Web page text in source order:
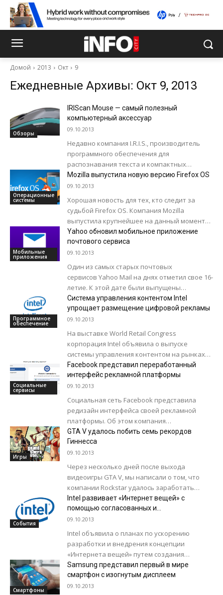
Домой 2013 Окт 9
Ежедневные Архивы: Окт 9, 2013
Обзоры
IRIScan Mouse — самый полезный
компьютерный аксессуар
09.10.2013
Недавно компания I.R.I.S., производитель
программного обеспечения для
распознавания текста и компактных
функциональных сканеров, выпустила
необычную мышку под названием IRIScan
Операционные
системы
Mozilla выпустила новую версию Firefox OS
09.10.2013
Хорошая новость для тех, кто следит за
судьбой Firefox OS. Компания Mozilla
выпустила крупнейшее на данный момент
обновление для своей мобильной
операционной системе. Сама...
Мобильные
приложения
Yahoo обновил мобильное приложение
почтового сервиса
09.10.2013
Один из самых старых почтовых
сервисов Yahoo Mail на днях отметил свое 16-
летие. К этой дате были выпущены
обновленные версии мобильных
приложений для iOS и Android....
Программное
обеспечение
Система управления контентом Intel
упрощает размещение цифровой рекламы
09.10.2013
На выставке World Retail Congress
корпорация Intel объявила о выпуске
системы управления контентом на рынках
региона EMEA. Изначально система Intel®
Retail Client Manager была...
Социальные
сервисы
Facebook представил переработанный
интерфейс рекламной платформы
09.10.2013
Социальная сеть Facebook представила
редизайн интерфейса своей рекламной
платформы. Об этом компания
сообщила в официальном блоге компании
Facebook for Business. Как говорится в посте,
работа обновленной системы продажи...
Игры
GTA V удалось побить семь рекордов
Гиннесcа
09.10.2013
Через несколько дней после выхода
видеоигры GTA V, мы написали о том, что
компании Rockstar удалось заработать
более $800 миллионов прибыли. Сегодня
информация официально подтвердилась:...
События
Intel развивает «Интернет вещей» с
помощью согласованных и
масштабируемых платформ
09.10.2013
Intel объявила о планах по ускорению
разработки и внедрения концепции
«Интернета вещей» путем создания
интеллектуальных устройств, комплексных
аналитических решений и подключения
устаревших технологий к...
Смартфоны
Samsung представил первый в мире
смартфон с изогнутым дисплеем
09.10.2013